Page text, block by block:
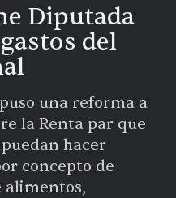
Diputada
del
una reforma a
la Renta par que
hacer
concepto de
alimentos,